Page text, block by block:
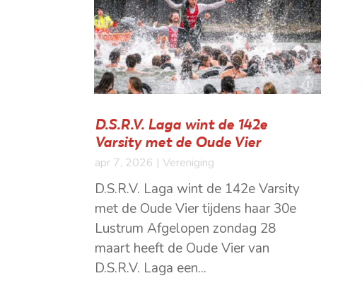
D.S.R.V. Laga wint de 142e
Varsity met de Oude Vier
apr 7, 2026 |Vereniging
D.S.R.V. Laga wint de 142e Varsity
met de Oude Vier tijdens haar 30e
Lustrum Afgelopen zondag 28
maart heeft de Oude Vier van
D.S.R.V. Laga een...